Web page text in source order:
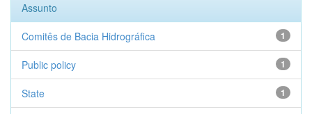
Assunto
1
Comitês de Bacia Hidrográfica
1
Public policy
1
State